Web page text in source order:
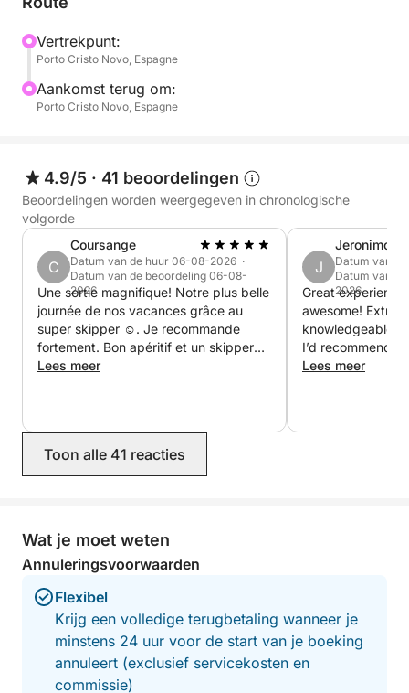
Aan boord: onbeperkt drankjes, lokale snacks en
watersportuitrusting. Wij zorgen voor alles; u hoeft
alleen maar te genieten.
Mallorca. Boek uw plek voor een onvergetelijke
zeiltocht bij zonsondergang!
Vertrekpunt:
Porto Cristo Novo, Espagne
Aankomst terug om:
Porto Cristo Novo, Espagne
4.9/5 · 41 beoordelingen
Beoordelingen worden weergegeven in chronologische
volgorde
C
Coursange
Datum van de huur 06-08-2026 ·
Datum van de beoordeling 06-08-
2026
Une sortie magnifique! Notre plus belle
journée de nos vacances grâce au
super skipper ☺️. Je recommande
fortement. Bon apéritif et un skipper
d’une grande gentillesse et très
Lees meer
J
Jeronimo
Datum van
Datum van
2026
Great
awesome!
knowledgeable
I’d recommend
to charter with
Lees meer
Toon alle 41 reacties
Wat je moet weten
Annuleringsvoorwaarden
Flexibel
Krijg een volledige terugbetaling wanneer je
minstens 24 uur voor de start van je boeking
annuleert (exclusief servicekosten en
commissie)